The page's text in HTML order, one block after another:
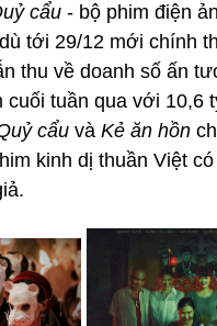
cẩu - bộ phim điện
tới 29/12 mới chính
thu về doanh số ấn
cuối tuần qua với 10,6
cẩu và Kẻ ăn hồn
kinh dị thuần Việt